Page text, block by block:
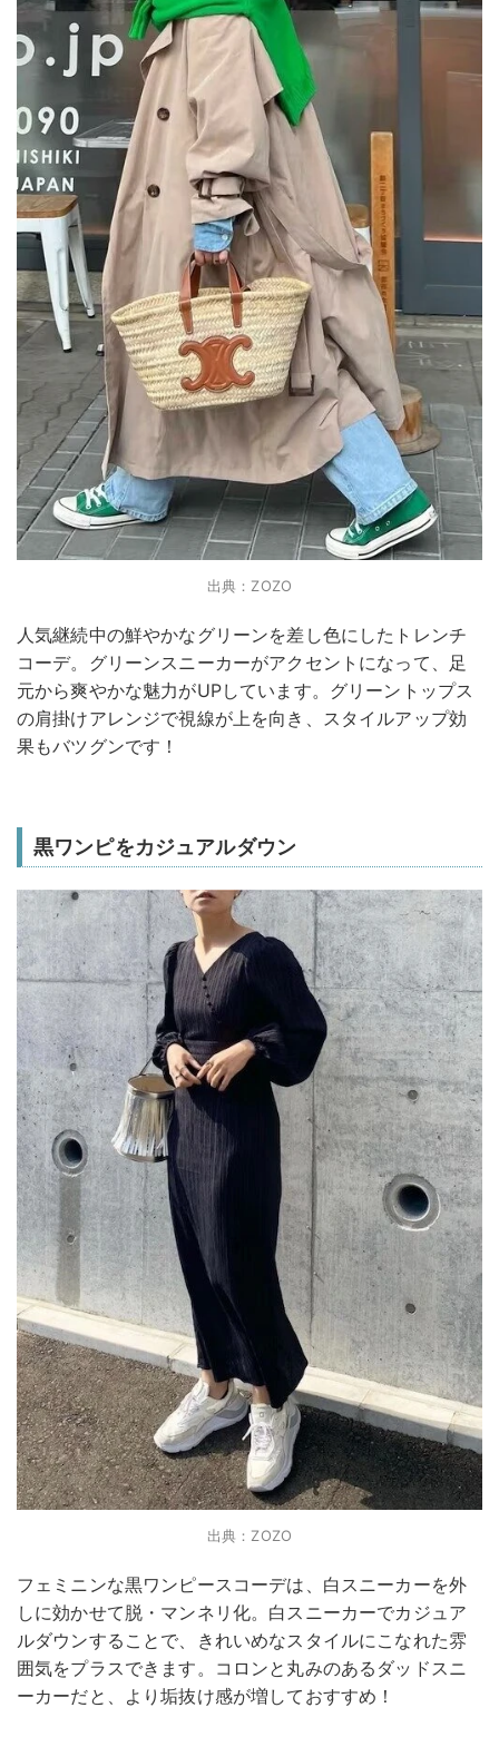
出典：ZOZO
人気継続中の鮮やかなグリーンを差し色にしたトレンチ
コーデ。グリーンスニーカーがアクセントになって、足
元から爽やかな魅力がUPしています。グリーントップス
の肩掛けアレンジで視線が上を向き、スタイルアップ効
果もバツグンです！
黒ワンピをカジュアルダウン
出典：ZOZO
フェミニンな黒ワンピースコーデは、白スニーカーを外
しに効かせて脱・マンネリ化。白スニーカーでカジュア
ルダウンすることで、きれいめなスタイルにこなれた雰
囲気をプラスできます。コロンと丸みのあるダッドスニ
ーカーだと、より垢抜け感が増しておすすめ！